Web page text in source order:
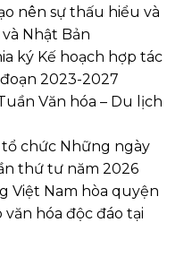
nên sự thấu hiểu và
Nhật Bản
ký Kế hoạch hợp tác
2023-2027
Văn hóa – Du lịch
chức Những ngày
thứ tư năm 2026
Việt Nam hòa quyện
hóa độc đáo tại